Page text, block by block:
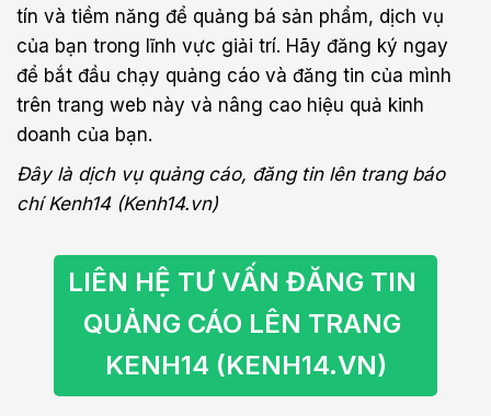
tín và tiềm năng để quảng bá sản phẩm, dịch vụ
của bạn trong lĩnh vực giải trí. Hãy đăng ký ngay
để bắt đầu chạy quảng cáo và đăng tin của mình
trên trang web này và nâng cao hiệu quả kinh
doanh của bạn.
Đây là dịch vụ quảng cáo, đăng tin lên trang báo
chí Kenh14 (Kenh14.vn)
LIÊN HỆ TƯ VẤN ĐĂNG TIN
QUẢNG CÁO LÊN TRANG
KENH14 (KENH14.VN)